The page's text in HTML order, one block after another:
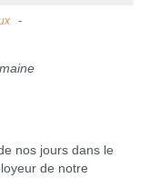
jours dans le
de notre